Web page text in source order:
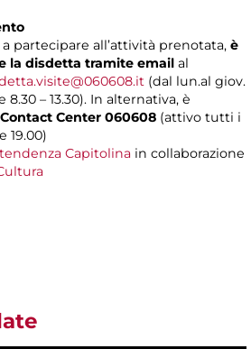
partecipare all’attività prenotata, è
la disdetta tramite email al
(dal lun.al giov.
8.30 – 13.30). In alternativa, è
Contact Center 060608 (attivo tutti i
19.00)
Capitolina in collaborazione